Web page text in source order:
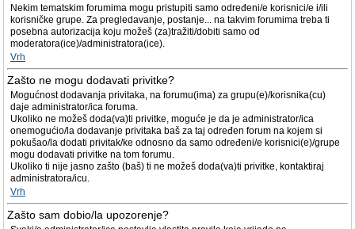
Nekim tematskim forumima mogu pristupiti samo određeni/e korisnici/e i/ili
korisničke grupe. Za pregledavanje, postanje... na takvim forumima treba ti
posebna autorizacija koju možeš (za)tražiti/dobiti samo od
moderatora(ice)/administratora(ice).
Vrh
Zašto ne mogu dodavati privitke?
Mogućnost dodavanja privitaka, na forumu(ima) za grupu(e)/korisnika(cu)
daje administrator/ica foruma.
Ukoliko ne možeš doda(va)ti privitke, moguće je da je administrator/ica
onemogućio/la dodavanje privitaka baš za taj određen forum na kojem si
pokušao/la dodati privitak/ke odnosno da samo određeni/e korisnici(e)/grupe
mogu dodavati privitke na tom forumu.
Ukoliko ti nije jasno zašto (baš) ti ne možeš doda(va)ti privitke, kontaktiraj
administratora/icu.
Vrh
Zašto sam dobio/la upozorenje?